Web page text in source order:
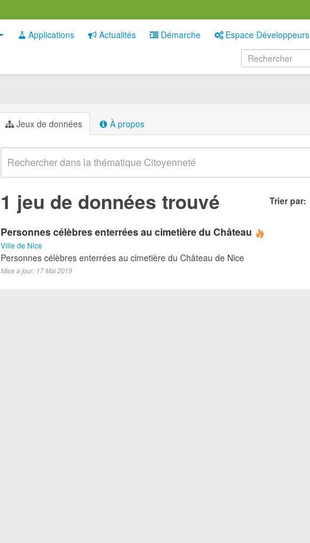
Applications Actualités Démarche Espace Développeurs
Jeux de données À propos
Trier par
1 jeu de données trouvé
Personnes célèbres enterrées au cimetière du Château
Ville de Nice
Personnes célèbres enterrées au cimetière du Château de Nice
Mise à jour: 17 Mai 2019